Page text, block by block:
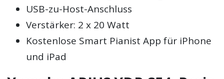
USB-zu-Host-Anschluss
Verstärker: 2 x 20 Watt
Kostenlose Smart Pianist App für iPhone
und iPad